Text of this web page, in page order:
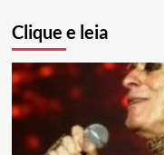
Clique e leia